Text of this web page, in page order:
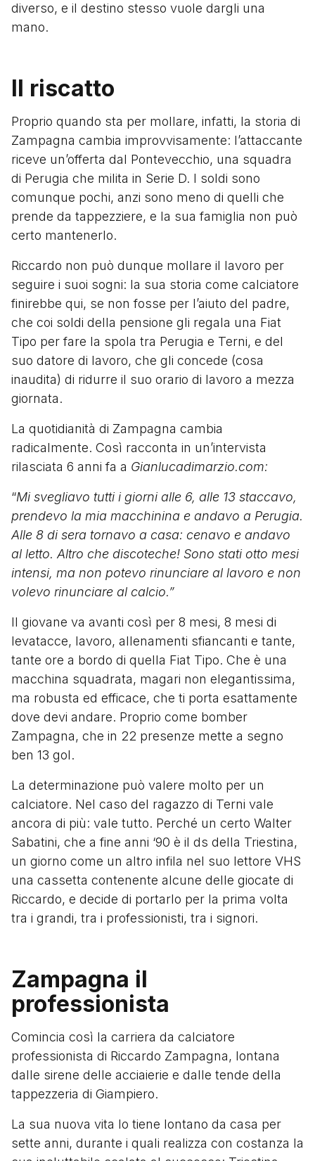
diverso, e il destino stesso vuole dargli una
mano.
Il riscatto
Proprio quando sta per mollare, infatti, la storia di
Zampagna cambia improvvisamente: l’attaccante
riceve un’offerta dal Pontevecchio, una squadra
di Perugia che milita in Serie D. I soldi sono
comunque pochi, anzi sono meno di quelli che
prende da tappezziere, e la sua famiglia non può
certo mantenerlo.
Riccardo non può dunque mollare il lavoro per
seguire i suoi sogni: la sua storia come calciatore
finirebbe qui, se non fosse per l’aiuto del padre,
che coi soldi della pensione gli regala una Fiat
Tipo per fare la spola tra Perugia e Terni, e del
suo datore di lavoro, che gli concede (cosa
inaudita) di ridurre il suo orario di lavoro a mezza
giornata.
La quotidianità di Zampagna cambia
radicalmente. Così racconta in un’intervista
rilasciata 6 anni fa a Gianlucadimarzio.com:
“Mi svegliavo tutti i giorni alle 6, alle 13 staccavo,
prendevo la mia macchinina e andavo a Perugia.
Alle 8 di sera tornavo a casa: cenavo e andavo
al letto. Altro che discoteche! Sono stati otto mesi
intensi, ma non potevo rinunciare al lavoro e non
volevo rinunciare al calcio.”
Il giovane va avanti così per 8 mesi, 8 mesi di
levatacce, lavoro, allenamenti sfiancanti e tante,
tante ore a bordo di quella Fiat Tipo. Che è una
macchina squadrata, magari non elegantissima,
ma robusta ed efficace, che ti porta esattamente
dove devi andare. Proprio come bomber
Zampagna, che in 22 presenze mette a segno
ben 13 gol.
La determinazione può valere molto per un
calciatore. Nel caso del ragazzo di Terni vale
ancora di più: vale tutto. Perché un certo Walter
Sabatini, che a fine anni ‘90 è il ds della Triestina,
un giorno come un altro infila nel suo lettore VHS
una cassetta contenente alcune delle giocate di
Riccardo, e decide di portarlo per la prima volta
tra i grandi, tra i professionisti, tra i signori.
Zampagna il
professionista
Comincia così la carriera da calciatore
professionista di Riccardo Zampagna, lontana
dalle sirene delle acciaierie e dalle tende della
tappezzeria di Giampiero.
La sua nuova vita lo tiene lontano da casa per
sette anni, durante i quali realizza con costanza la